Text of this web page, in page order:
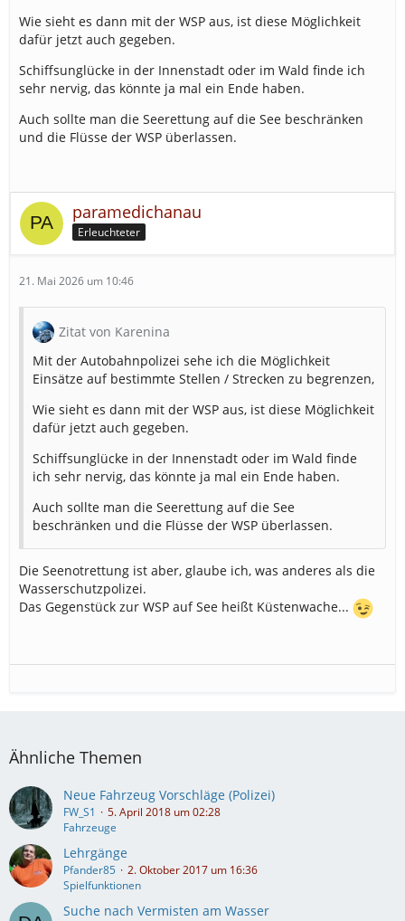
Wie sieht es dann mit der WSP aus, ist diese Möglichkeit
dafür jetzt auch gegeben.
Schiffsunglücke in der Innenstadt oder im Wald finde ich
sehr nervig, das könnte ja mal ein Ende haben.
Auch sollte man die Seerettung auf die See beschränken
und die Flüsse der WSP überlassen.
paramedichanau
Erleuchteter
21. Mai 2026 um 10:46
Zitat von Karenina
Mit der Autobahnpolizei sehe ich die Möglichkeit
Einsätze auf bestimmte Stellen / Strecken zu begrenzen,
Wie sieht es dann mit der WSP aus, ist diese Möglichkeit
dafür jetzt auch gegeben.
Schiffsunglücke in der Innenstadt oder im Wald finde
ich sehr nervig, das könnte ja mal ein Ende haben.
Auch sollte man die Seerettung auf die See
beschränken und die Flüsse der WSP überlassen.
Die Seenotrettung ist aber, glaube ich, was anderes als die
Wasserschutzpolizei.
Das Gegenstück zur WSP auf See heißt Küstenwache...
Ähnliche Themen
Neue Fahrzeug Vorschläge (Polizei)
FW_S1
5. April 2018 um 02:28
Fahrzeuge
Lehrgänge
Pfander85
2. Oktober 2017 um 16:36
Spielfunktionen
Suche nach Vermisten am Wasser